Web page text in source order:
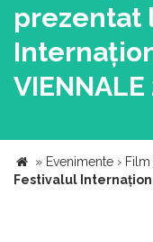
prezentat
VIENNALE
» Evenimente › Film
Festivalul